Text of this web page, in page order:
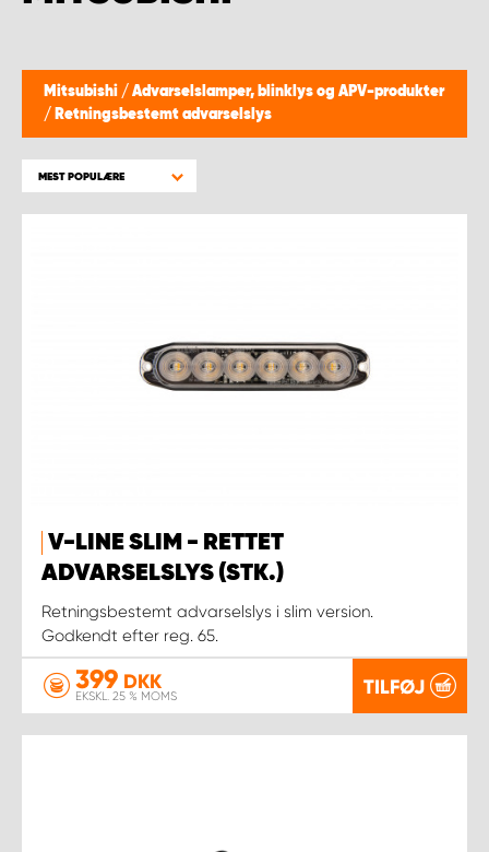
Mitsubishi / Advarselslamper, blinklys og APV-produkter
/ Retningsbestemt advarselslys
MEST POPULÆRE
V-LINE SLIM - RETTET
ADVARSELSLYS (STK.)
Retningsbestemt advarselslys i slim version.
Godkendt efter reg. 65.
399 DKK
EKSKL. 25 % MOMS TILFØJ